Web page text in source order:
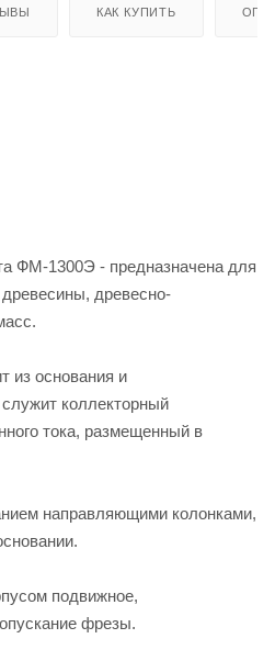
КАК КУПИТЬ
ФМ-1300Э - предназначена для
древесно-
из основания и
коллекторный
тока, размещенный в
направляющими колонками,
подвижное,
фрезы.